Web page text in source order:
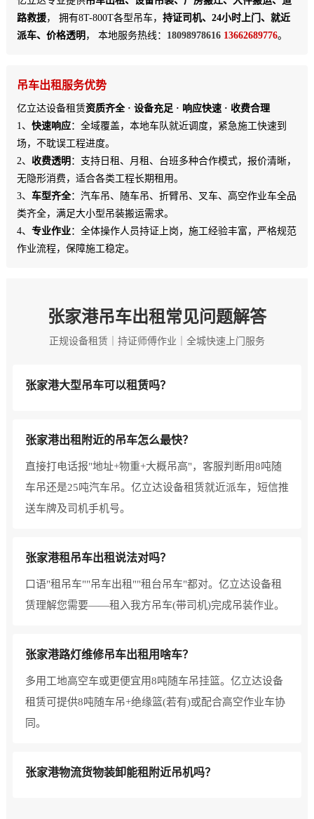
路救援， 拥有8T-800T各型吊车， 持证司机、24小时上门、就近
派车、价格透明 ， 本地服务热线： 1809897861613662689776。
吊车出租服务优势
亿立达设备租赁资质齐全 · 设备充足 · 响应快速 · 收费合理
1、 快速响应：全域覆盖，本地车队就近调度，紧急施工快速到
场，不耽误工程进度。
2、 收费透明 ：支持日租、月租、台班多种合作模式，报价清晰，
无隐形消费，适合各类工程长期租用。
3、 车型齐全：汽车吊、随车吊、折臂吊、叉车、高空作业车全品
类齐全，满足大小型吊装搬运需求。
4、 专业作业：全体操作人员持证上岗，施工经验丰富，严格规范
作业流程，保障施工稳定。
张家港吊车出租常见问题解答
正规设备租赁｜持证师傅作业｜全城快速上门服务
张家港大型吊车可以租赁吗？
张家港出租附近的吊车怎么最快？
直接打电话报"地址+物重+大概吊高"，客服判断用8吨随
车吊还是25吨汽车吊。亿立达设备租赁就近派车，短信推
送车牌及司机手机号。
张家港租吊车出租说法对吗？
口语"租吊车""吊车出租""租台吊车"都对。亿立达设备租
赁理解您需要——租入我方吊车(带司机)完成吊装作业。
张家港路灯维修吊车出租用啥车？
多用工地高空车或更便宜用8吨随车吊挂篮。亿立达设备
租赁可提供8吨随车吊+绝缘篮(若有)或配合高空作业车协
同。
张家港物流货物装卸能租附近吊机吗？